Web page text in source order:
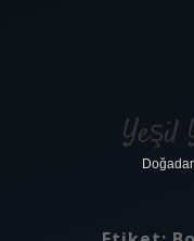
Yeşil